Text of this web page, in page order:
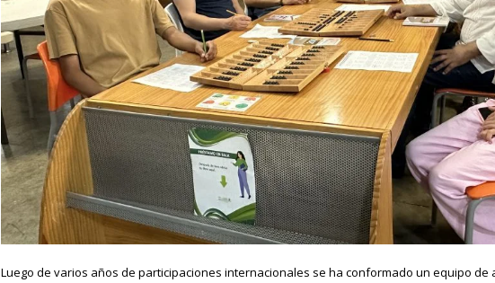
Luego de varios años de participaciones internacionales se ha conformado un equipo